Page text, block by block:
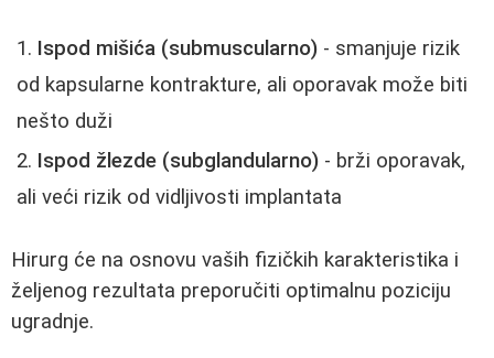
Ispod mišića (submuscularno) - smanjuje rizik
od kapsularne kontrakture, ali oporavak može biti
nešto duži
Ispod žlezde (subglandularno) - brži oporavak,
ali veći rizik od vidljivosti implantata
Hirurg će na osnovu vaših fizičkih karakteristika i
željenog rezultata preporučiti optimalnu poziciju
ugradnje.